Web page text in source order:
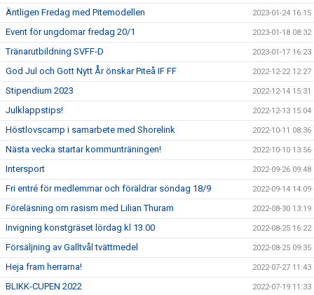
Äntligen Fredag med Pitemodellen 2023-01-24 16:15
Event för ungdomar fredag 20/1 2023-01-18 08:32
Tränarutbildning SVFF-D 2023-01-17 16:23
God Jul och Gott Nytt År önskar Piteå IF FF 2022-12-22 12:27
Stipendium 2023 2022-12-14 15:31
Julklappstips! 2022-12-13 15:04
Höstlovscamp i samarbete med Shorelink 2022-10-11 08:36
Nästa vecka startar kommunträningen! 2022-10-10 13:56
Intersport 2022-09-26 09:48
Fri entré för medlemmar och föräldrar söndag 18/9 2022-09-14 14:09
Föreläsning om rasism med Lilian Thuram 2022-08-30 13:19
Invigning konstgräset lördag kl 13.00 2022-08-25 16:22
Försäljning av Galltvål tvättmedel 2022-08-25 09:35
Heja fram herrarna! 2022-07-27 11:43
BLIKK-CUPEN 2022 2022-07-19 11:33